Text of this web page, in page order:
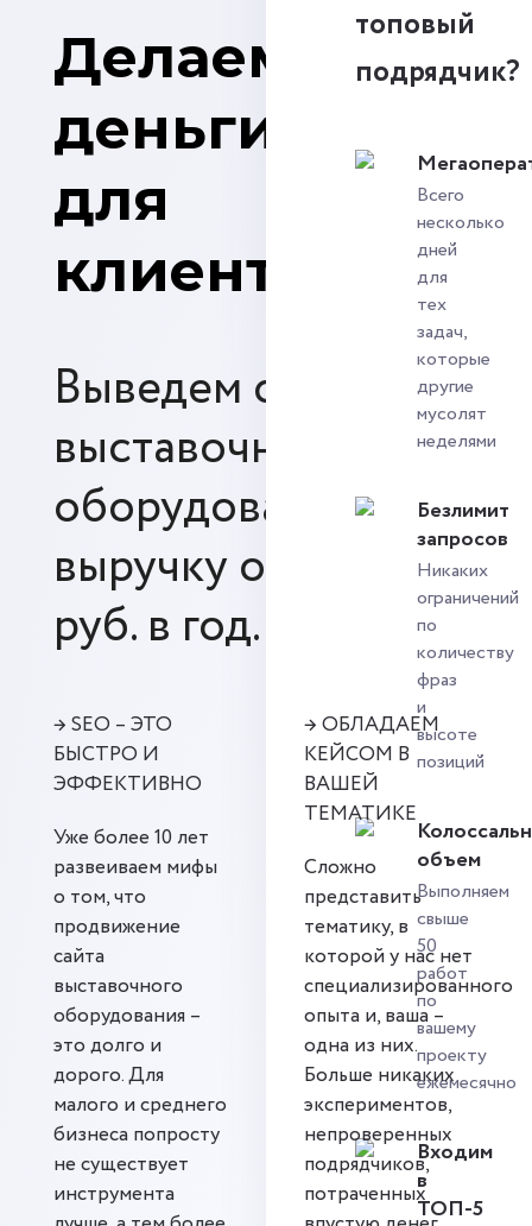
Делаем
деньги
для
клиентов
Выведем сайт
выставочного
оборудования на
выручку от 30 млн.
руб. в год.
топовый
подрядчик?
Всего
несколько
дней
для
тех
задач,
которые
другие
мусолят
неделями
Безлимит
запросов
Никаких
ограничений
по
количеству
фраз
и
высоте
позиций
объем
Выполняем
свыше
50
работ
по
вашему
проекту
ежемесячно
Входим
в
ТОП-5
→ SEO – ЭТО
БЫСТРО И
ЭФФЕКТИВНО
Уже более 10 лет
развеиваем мифы
о том, что
продвижение
сайта
выставочного
оборудования –
это долго и
дорого. Для
малого и среднего
бизнеса попросту
не существует
инструмента
→ ОБЛАДАЕМ
КЕЙСОМ В
ВАШЕЙ
ТЕМАТИКЕ
Сложно
представить
тематику, в
которой у нас нет
специализированного
опыта и, ваша –
одна из них.
Больше никаких
экспериментов,
непроверенных
подрядчиков,
потраченных